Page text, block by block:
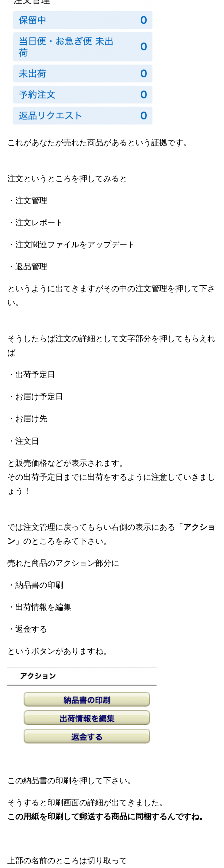
これがあなたが売れた商品があるという 証拠です。
注文というところを押してみると
・注文管理
・注文レポート
・注文関連ファイルをアップデート
・返品管理
というように出てきますがその中の注文管理を押して下さ
い。
そうしたらば注文の詳細として文字部分を押してもらえれ
ば
・出荷予定日
・お届け予定日
・お届け先
・注文日
と販売価格などが表示されます。
その出荷予定日までに出荷をするように注意していきまし
ょう！
では注文管理に戻ってもらい右側の表示にある「 アクショ
ン 」 のところをみて下さい。
売れた商品のアクション部分に
・納品書の印刷
・出荷情報を編集
・返金する
というボタンがありますね。
この納品書の印刷を押して下さい。
そうすると印刷画面の詳細が出てきました。
この用紙を印刷して郵送する商品に同梱するんですね。
上部の名前のところは切り取って